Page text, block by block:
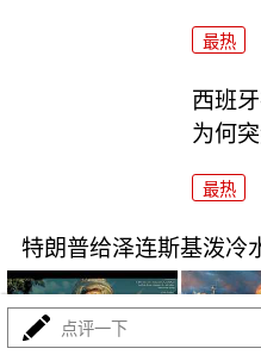
最热
西班
为何
最热
特朗普给泽连斯基泼冷
点评一下